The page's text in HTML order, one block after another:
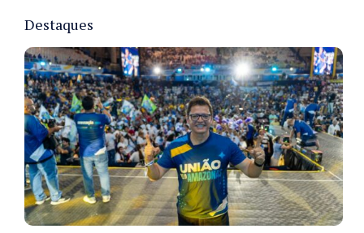
Destaques